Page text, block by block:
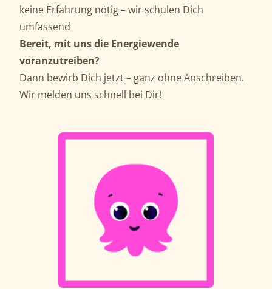
keine Erfahrung nötig – wir schulen Dich
umfassend
Bereit, mit uns die Energiewende
voranzutreiben?
Dann bewirb Dich jetzt – ganz ohne Anschreiben.
Wir melden uns schnell bei Dir!